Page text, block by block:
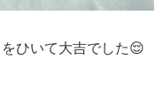
ひいて大吉でした😌